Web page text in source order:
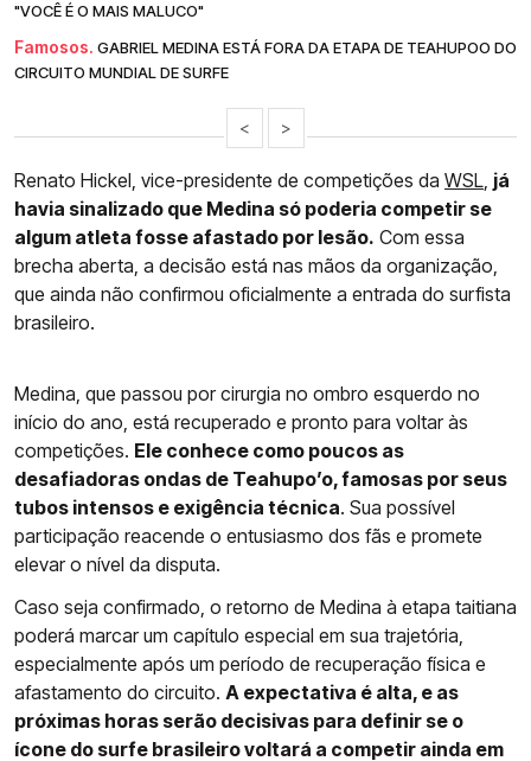
"VOCÊ É O MAIS MALUCO"
Famosos. GABRIEL MEDINA ESTÁ FORA DA ETAPA DE TEAHUPOO DO
CIRCUITO MUNDIAL DE SURFE
< >
Renato Hickel, vice-presidente de competições da WSL, já
havia sinalizado que Medina só poderia competir se
algum atleta fosse afastado por lesão. Com essa
brecha aberta, a decisão está nas mãos da organização,
que ainda não confirmou oficialmente a entrada do surfista
brasileiro.
Medina, que passou por cirurgia no ombro esquerdo no
início do ano, está recuperado e pronto para voltar às
competições. Ele conhece como poucos as
desafiadoras ondas de Teahupo’o, famosas por seus
tubos intensos e exigência técnica. Sua possível
participação reacende o entusiasmo dos fãs e promete
elevar o nível da disputa.
Caso seja confirmado, o retorno de Medina à etapa taitiana
poderá marcar um capítulo especial em sua trajetória,
especialmente após um período de recuperação física e
afastamento do circuito. A expectativa é alta, e as
próximas horas serão decisivas para definir se o
ícone do surfe brasileiro voltará a competir ainda em